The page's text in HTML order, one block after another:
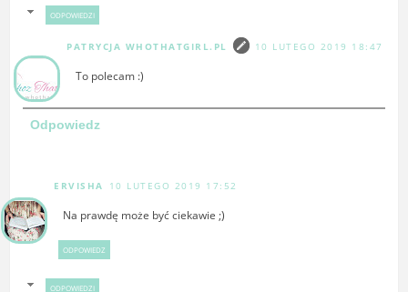
ODPOWIEDZI
PATRYCJA WHOTHATGIRL.PL 10 LUTEGO 2019 18:47
To polecam :)
Odpowiedz
ERVISHA 10 LUTEGO 2019 17:52
Na prawdę może być ciekawie ;)
ODPOWIEDZ
ODPOWIEDZI